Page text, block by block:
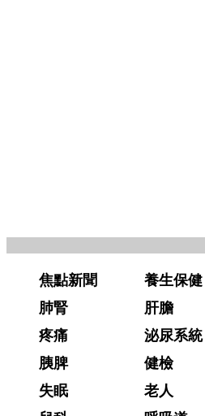
焦點新聞 養生保健
肺腎
肝膽
疼痛
泌尿系統
胰脾
健檢
失眠
老人